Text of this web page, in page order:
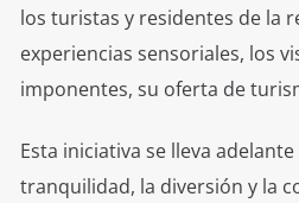
los turistas y residentes de la
experiencias sensoriales, los
imponentes, su oferta de
Esta iniciativa se lleva
tranquilidad, la diversión y la